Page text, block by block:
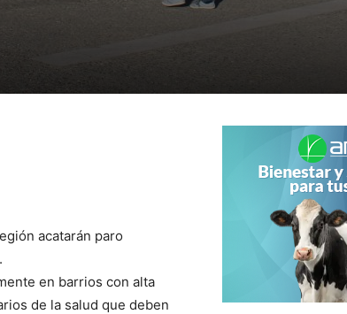
acatarán paro
en barrios con alta
de la salud que deben